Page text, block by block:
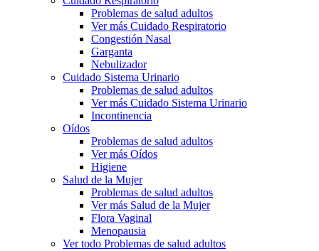
Problemas de salud adultos
Ver más Cuidado Respiratorio
Congestión Nasal
Garganta
Nebulizador
Cuidado Sistema Urinario
Problemas de salud adultos
Ver más Cuidado Sistema Urinario
Incontinencia
Oídos
Problemas de salud adultos
Ver más Oídos
Higiene
Salud de la Mujer
Problemas de salud adultos
Ver más Salud de la Mujer
Flora Vaginal
Menopausia
Ver todo Problemas de salud adultos